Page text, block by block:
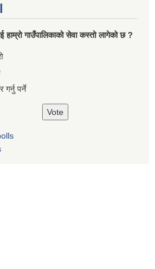
हाम्राे गाउँपालिकाको सेवा कस्तो लागेको छ ?
गर्नु पर्ने